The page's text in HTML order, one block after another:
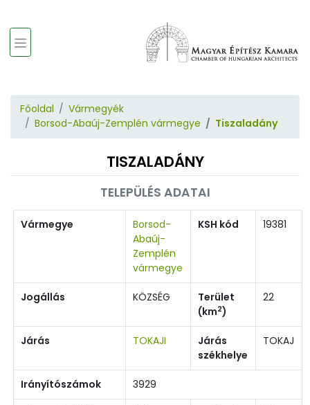
Főoldal
Vármegyék
Borsod-Abaúj-Zemplén vármegye
Tiszaladány
TISZALADÁNY
TELEPÜLÉS ADATAI
Vármegye
Borsod-
Abaúj-
Zemplén
vármegye
KSH kód 19381
Jogállás KÖZSÉG
Terület
(km2)
22
Járás TOKAJI
Járás
székhelye
TOKAJ
Irányítószámok 3929